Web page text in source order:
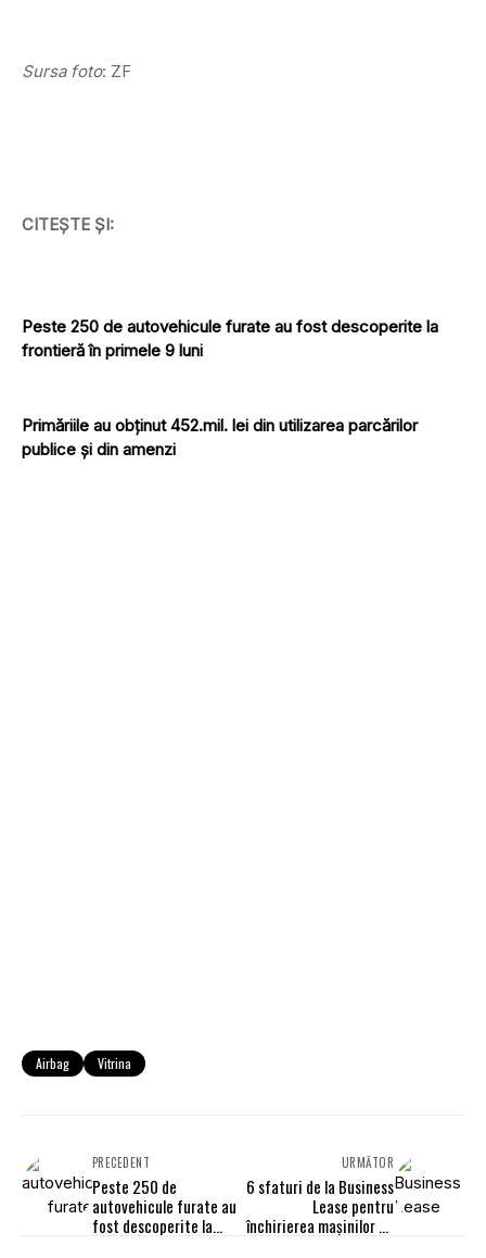
Sursa foto: ZF
CITEȘTE ȘI:
Peste 250 de autovehicule furate au fost descoperite la
frontieră în primele 9 luni
Primăriile au obținut 452.mil. lei din utilizarea parcărilor
publice și din amenzi
Airbag Vitrina
PRECEDENT
Peste 250 de
autovehicule furate au
fost descoperite la
URMĂTOR
6 sfaturi de la Business
Lease pentru
închirierea mașinilor de